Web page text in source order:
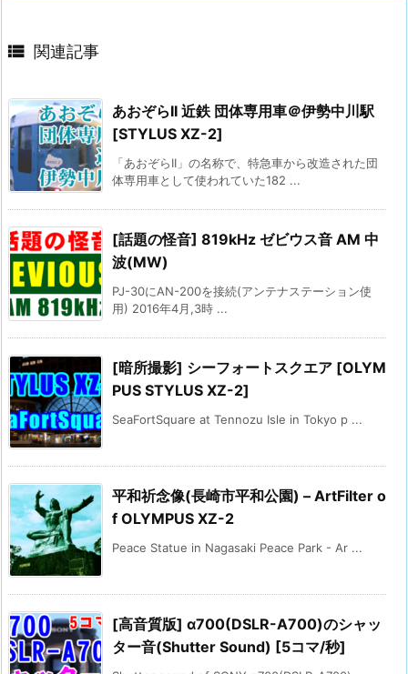
 関連記事
あおぞらII 近鉄 団体専用車＠伊勢中川駅
[STYLUS XZ-2]
「あおぞらII」の名称で、特急車から改造された団
体専用車として使われていた182 ...
[話題の怪音] 819kHz ゼビウス音 AM 中
波(MW)
PJ-30にAN-200を接続(アンテナステーション使
用) 2016年4月,3時 ...
[暗所撮影] シーフォートスクエア [OLYM
PUS STYLUS XZ-2]
SeaFortSquare at Tennozu Isle in Tokyo p ...
平和祈念像(長崎市平和公園) – ArtFilter o
f OLYMPUS XZ-2
Peace Statue in Nagasaki Peace Park - Ar ...
[高音質版] α700(DSLR-A700)のシャッ
ター音(Shutter Sound) [5コマ/秒]